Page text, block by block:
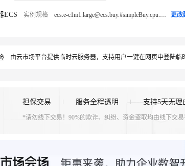
ECS 实例规格 ecs.e-c1m1.large@ecs.buy.#simpleBuy.cpu.memory经济型 e 更改
由云市场平台提供临时云服务器，支持用户一键在网页中登陆临
担保交易 服务全程透明 支持5天无理
*请勿线下交易！90%的欺诈、纠纷、资金盗取均由线下交易